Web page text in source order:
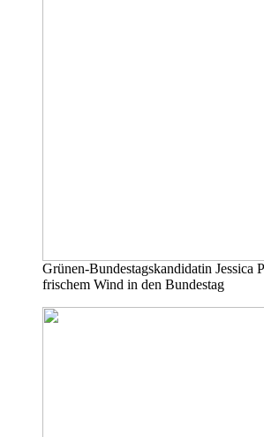
Grünen-Bundestagskandidatin Jessica
frischem Wind in den Bundestag